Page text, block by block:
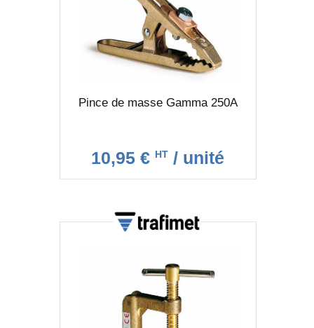
Pince de masse Gamma 250A
10,95 € HT / unité